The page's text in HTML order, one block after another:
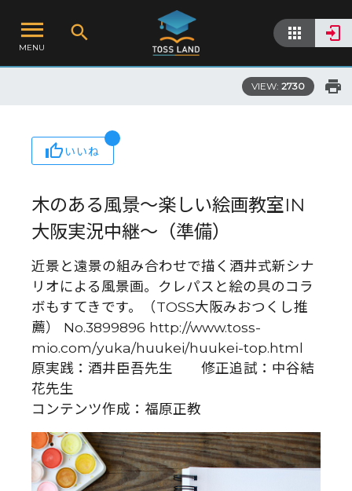
MENU
VIEW: 2730
いいね
木のある風景〜楽しい絵画教室IN
大阪実況中継〜（準備）
近景と遠景の組み合わせで描く酒井式新シナ
リオによる風景画。クレパスと絵の具のコラ
ボもすてきです。（TOSS大阪みおつくし推
薦） No.3899896 http://www.toss-
mio.com/yuka/huukei/huukei-top.html
原実践：酒井臣吾先生 修正追試：中谷結
花先生
コンテンツ作成：福原正教